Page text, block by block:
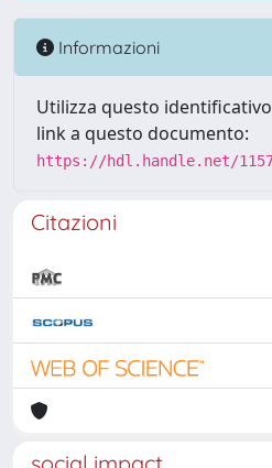
Informazioni
Utilizza questo
link a questo documento:
https://hdl.handle.net/
Citazioni